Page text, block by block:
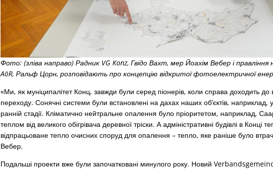
Фото: (зліва направо) Радник VG Konz, Гвідо Вахт, мер Йоахім Вебер і правління
AöR, Ральф Цорн, розповідають про концепцію відкритої фотоелектричної
«Ми, як муніципалітет Конц, завжди були серед піонерів, коли справа доходить
переходу. Сонячні системи були встановлені на дахах наших об’єктів,
ранній стадії. Кліматично нейтральне опалення було пріоритетом, наприклад,
теплом від великого обігрівача деревної тріски. А адміністративні будівлі в Конці
відпрацьоване тепло очисних споруд для опалення – тепло, яке раніше було
Вебер.
Подальші проекти вже були започатковані минулого року. Новий